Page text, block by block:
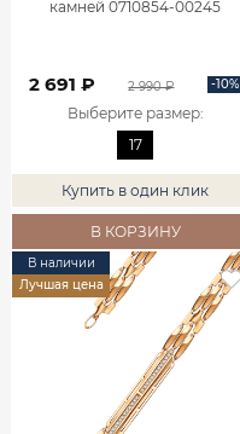
камней 0710854-00245
2 691 ₽ 2 990 ₽ -10%
Выберите размер:
17
Купить в один клик
В КОРЗИНУ
В наличии
Лучшая цена